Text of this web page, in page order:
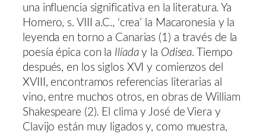
una influencia significativa en la literatura. Ya
Homero, s. VIII a.C., ‘crea’ la Macaronesia y la
leyenda en torno a Canarias (1) a través de la
poesía épica con la Ilíaday la Odisea. Tiempo
después, en los siglos XVI y comienzos del
XVIII, encontramos referencias literarias al
vino, entre muchos otros, en obras de William
Shakespeare (2). El clima y José de Viera y
Clavijo están muy ligados y, como muestra,